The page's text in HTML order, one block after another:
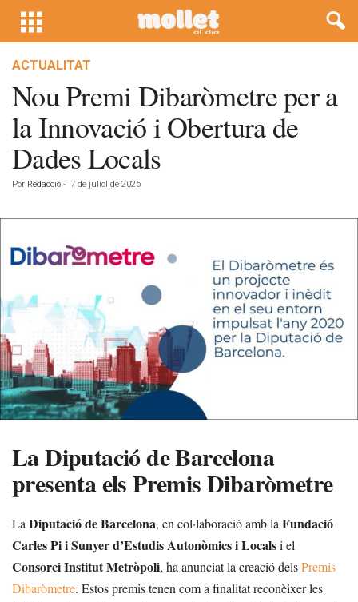
ACTUALITAT
Nou Premi Dibaròmetre per a
la Innovació i Obertura de
Dades Locals
Por Redacció - 7 de juliol de 2026
La Diputació de Barcelona
presenta els Premis Dibaròmetre
La Diputació de Barcelona, en col·laboració amb la Fundació
Carles Pi i Sunyer d’Estudis Autonòmics i Localsi el
Consorci Institut Metròpoli, ha anunciat la creació delsPremis
Dibaròmetre. Estos premis tenen com a finalitat reconèixer les